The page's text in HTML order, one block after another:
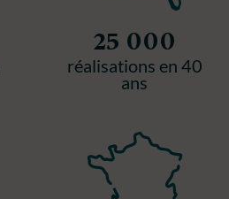
25 000
réalisations en 40
ans